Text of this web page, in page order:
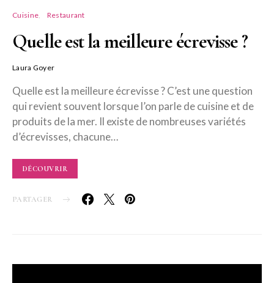
Cuisine Restaurant
Quelle est la meilleure écrevisse ?
Laura Goyer
Quelle est la meilleure écrevisse ? C’est une question
qui revient souvent lorsque l’on parle de cuisine et de
produits de la mer. Il existe de nombreuses variétés
d’écrevisses, chacune…
DÉCOUVRIR
PARTAGER